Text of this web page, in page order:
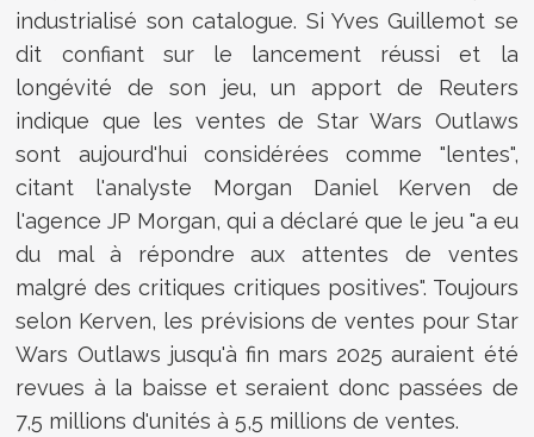
industrialisé son catalogue. Si Yves Guillemot se
dit confiant sur le lancement réussi et la
longévité de son jeu, un apport de Reuters
indique que les ventes de Star Wars Outlaws
sont aujourd'hui considérées comme "lentes",
citant l'analyste Morgan Daniel Kerven de
l'agence JP Morgan, qui a déclaré que le jeu "a eu
du mal à répondre aux attentes de ventes
malgré des critiques critiques positives". Toujours
selon Kerven, les prévisions de ventes pour Star
Wars Outlaws jusqu'à fin mars 2025 auraient été
revues à la baisse et seraient donc passées de
7,5 millions d'unités à 5,5 millions de ventes.